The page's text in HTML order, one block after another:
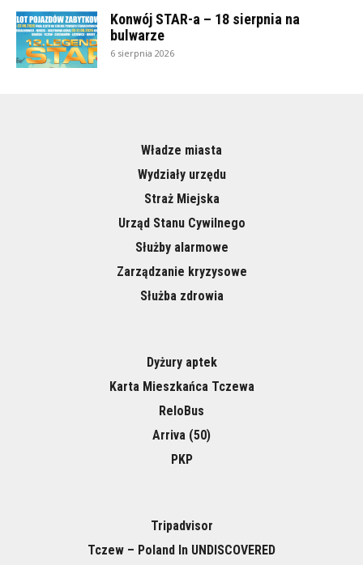
Konwój STAR-a – 18 sierpnia na
bulwarze
6 sierpnia 2026
Władze miasta
Wydziały urzędu
Straż Miejska
Urząd Stanu Cywilnego
Służby alarmowe
Zarządzanie kryzysowe
Służba zdrowia
Dyżury aptek
Karta Mieszkańca Tczewa
ReloBus
Arriva (50)
PKP
Tripadvisor
Tczew – Poland In UNDISCOVERED